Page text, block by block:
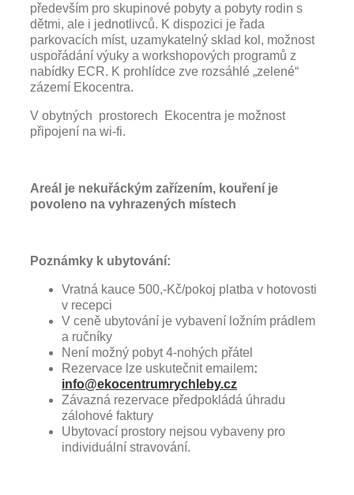
především pro skupinové pobyty a pobyty rodin s
dětmi, ale i jednotlivců. K dispozici je řada
parkovacích míst, uzamykatelný sklad kol, možnost
uspořádání výuky a workshopových programů z
nabídky ECR. K prohlídce zve rozsáhlé „zelené“
zázemí Ekocentra.
V obytných prostorech Ekocentra je možnost
připojení na wi-fi.
Areál je nekuřáckým zařízením, kouření je
povoleno na vyhrazených místech
Poznámky k ubytování:
Vratná kauce 500,-Kč/pokoj platba v hotovosti
v recepci
V ceně ubytování je vybavení ložním prádlem
a ručníky
Není možný pobyt 4-nohých přátel
Rezervace lze uskutečnit emailem:
info@ekocentrumrychleby.cz
Závazná rezervace předpokládá úhradu
zálohové faktury
Ubytovací prostory nejsou vybaveny pro
individuální stravování.